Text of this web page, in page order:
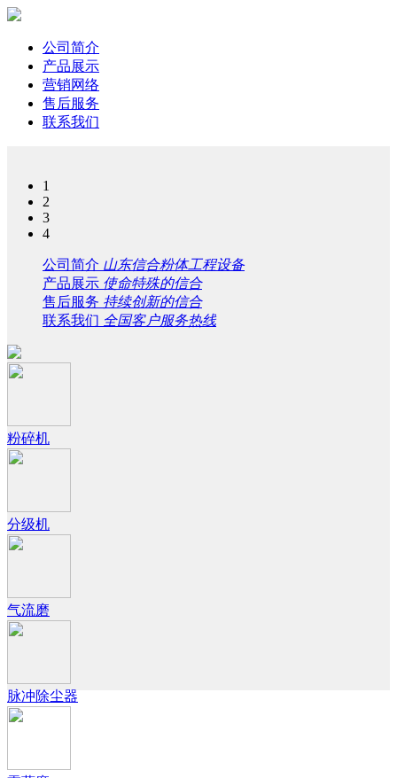
公司简介
产品展示
营销网络
售后服务
联系我们
1
2
3
4
公司简介 山东信合粉体工程设备
产品展示 使命特殊的信合
售后服务 持续创新的信合
联系我们 全国客户服务热线
粉碎机
分级机
气流磨
脉冲除尘器